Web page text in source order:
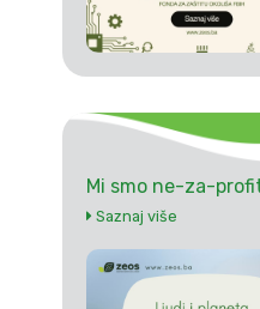
Mi smo ne-za-
Saznaj više